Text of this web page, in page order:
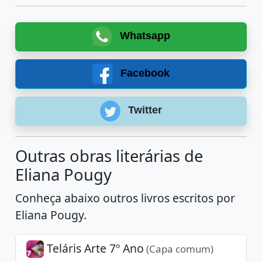
Whatsapp
Facebook
Twitter
Outras obras literárias de
Eliana Pougy
Conheça abaixo outros livros escritos por
Eliana Pougy.
Teláris Arte 7º Ano (Capa comum)